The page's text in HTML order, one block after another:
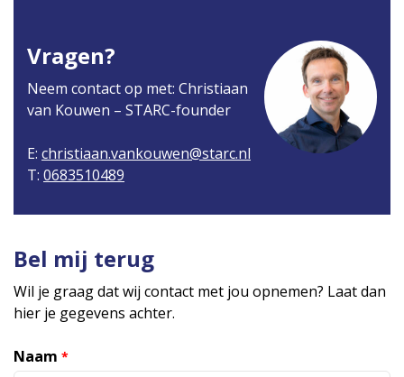
Vragen?
Neem contact op met: Christiaan
van Kouwen – STARC-founder
E: christiaan.vankouwen@starc.nl
T: 0683510489
Bel mij terug
Wil je graag dat wij contact met jou opnemen? Laat dan
hier je gegevens achter.
Naam *